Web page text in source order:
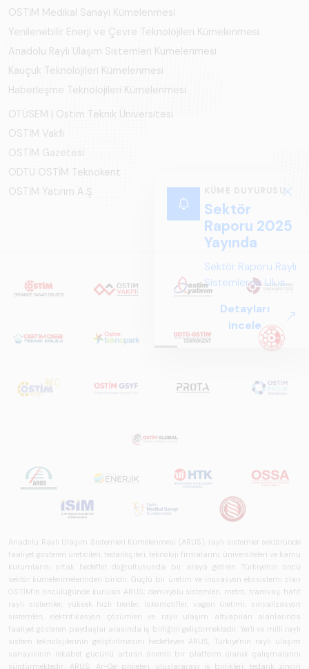
KÜME DUYURUSU
Sektör
Raporu 2025
Yayında
Sektör Raporu Raylı
Sistemlerde Ulusal
ve Küresel
Perspektif ARUS
tarafından
hazırlanan "Raylı
Perspektif – Sektör
sektörünü teknoloji
ekosistem yapısı
ve gelecek
perspektifi
açısından kapsamlı
biçimde ele alan
bir referans
çalışmasıdır.
Detayları
incele
OSTİM Medikal Sanayi Kümelenmesi
Yenilenebilir Enerji ve Çevre Teknolojileri Kümelenmesi
Anadolu Raylı Ulaşım Sistemleri Kümelenmesi
Kauçuk Teknolojileri Kümelenmesi
Haberleşme Teknolojileri Kümelenmesi
OTÜSEM | Ostim Teknik Üniversitesi
OSTİM Vakfı
OSTİM Gazetesi
ODTÜ OSTİM Teknokent
OSTİM Yatırım A.Ş.
Anadolu Raylı Ulaşım Sistemleri Kümelenmesi (ARUS), raylı sistemler sektöründe
faaliyet gösteren üreticileri, tedarikçileri, teknoloji firmalarını, üniversiteleri ve kamu
kurumlarını ortak hedefler doğrultusunda bir araya getiren Türkiye'nin öncü
sektör kümelenmelerinden biridir. Güçlü bir üretim ve inovasyon ekosistemi olan
OSTİM'in öncülüğünde kurulan ARUS; demiryolu sistemleri, metro, tramvay, hafif
raylı sistemler, yüksek hızlı trenler, lokomotifler, vagon üretimi, sinyalizasyon
sistemleri, elektrifikasyon çözümleri ve raylı ulaşım altyapıları alanlarında
faaliyet gösteren paydaşlar arasında iş birliğini geliştirmektedir. Yerli ve milli raylı
sistem teknolojilerinin geliştirilmesini hedefleyen ARUS, Türkiye'nin raylı ulaşım
sanayisinin rekabet gücünü artıran önemli bir platform olarak çalışmalarını
sürdürmektedir. ARUS; Ar-Ge projeleri, uluslararası iş birlikleri, tedarik zinciri